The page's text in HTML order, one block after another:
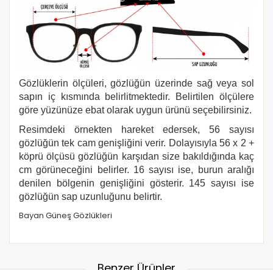
Gözlüklerin ölçüleri, gözlüğün üzerinde sağ veya sol
sapın iç kısmında belirlitmektedir. Belirtilen ölçülere
göre yüzünüze ebat olarak uygun ürünü seçebilirsiniz.
Resimdeki örnekten hareket edersek, 56 sayısı
gözlüğün tek cam genişliğini verir. Dolayısıyla 56 x 2 +
köprü ölçüsü gözlüğün karşıdan size bakıldığında kaç
cm görüneceğini belirler. 16 sayısı ise, burun aralığı
denilen bölgenin genişliğini gösterir. 145 sayısı ise
gözlüğün sap uzunluğunu belirtir.
Bayan Güneş Gözlükleri